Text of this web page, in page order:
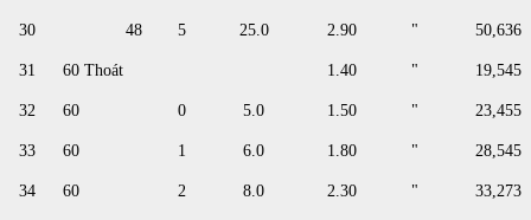
30 48 5 25.0 2.90 " 50,636
31 60 Thoát 1.40 " 19,545
32 60 0 5.0 1.50 " 23,455
33 60 1 6.0 1.80 " 28,545
34 60 2 8.0 2.30 " 33,273